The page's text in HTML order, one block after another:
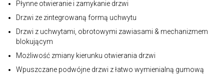
Płynne otwieranie i zamykanie drzwi
Drzwi ze zintegrowaną formą uchwytu
Drzwi z uchwytami, obrotowymi zawiasami & mechanizmem
blokującym
Możliwość zmiany kierunku otwierania drzwi
Wpuszczane podwójne drzwi z łatwo wymienialną gumową